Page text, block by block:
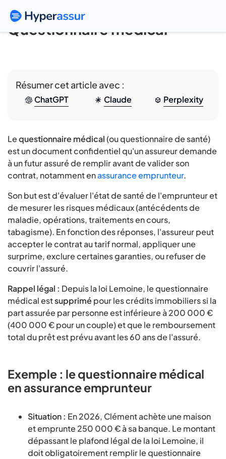
Questionnaire médical
Résumer cet article avec :
ChatGPT Claude Perplexity
Lequestionnaire médical(ou questionnaire de santé)
est un document confidentiel qu'un assureur demande
à un futur assuré de remplir avant de valider son
contrat, notamment enassurance emprunteur.
Son but est d'évaluer l'état de santé de l'emprunteur et
de mesurer les risques médicaux (antécédents de
maladie, opérations, traitements en cours,
tabagisme). En fonction des réponses, l'assureur peut
accepter le contrat au tarif normal, appliquer une
surprime, exclure certaines garanties, ou refuser de
couvrir l'assuré.
Rappel légal : Depuis la loi Lemoine, le questionnaire
médical estsupprimé pour les crédits immobiliers si la
part assurée par personne est inférieure à 200 000 €
(400 000 € pour un couple) et que le remboursement
total du prêt est prévu avant les 60 ans de l'assuré.
Exemple : le questionnaire médical
en assurance emprunteur
Situation : En 2026, Clément achète une maison
et emprunte 250 000 € à sa banque. Le montant
dépassant le plafond légal de la loi Lemoine, il
doit obligatoirement remplir le questionnaire